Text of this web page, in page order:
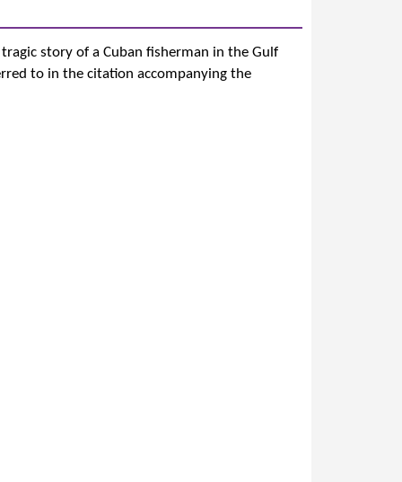
story of a Cuban fisherman in the Gulf
to in the citation accompanying the